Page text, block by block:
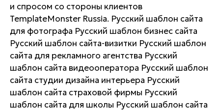
и спросом со стороны клиентов
TemplateMonster Russia. Русский шаблон сайта
для фотографа Русский шаблон бизнес сайта
Русский шаблон сайта-визитки Русский шаблон
сайта для рекламного агентства Русский
шаблон сайта видеооператора Русский шаблон
сайта студии дизайна интерьера Русский
шаблон сайта страховой фирмы Русский
шаблон сайта для школы Русский шаблон сайта